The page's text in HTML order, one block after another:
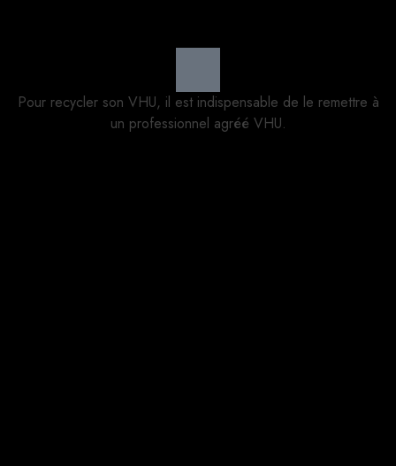
Pour recycler son VHU, il est indispensable de le remettre à
un professionnel agréé VHU.